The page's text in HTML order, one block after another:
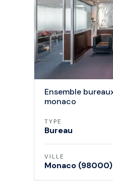
ensemble bureaux à
monaco
TYPE
Bureau
VILLE
Monaco (98000)